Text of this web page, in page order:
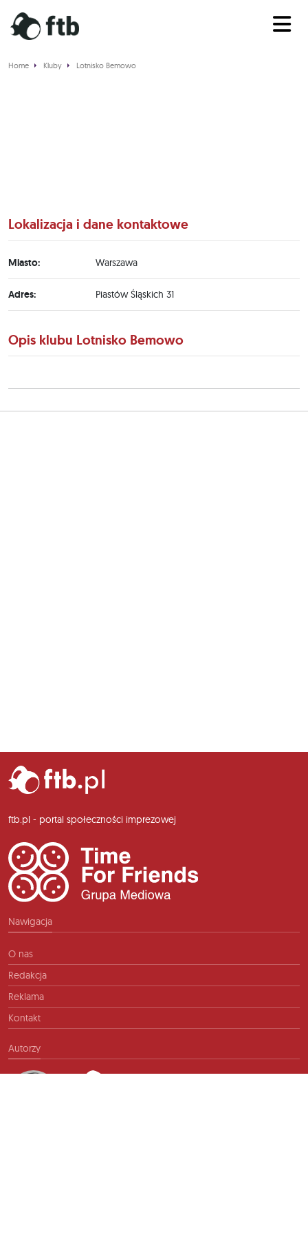
Home Kluby Lotnisko Bemowo
Lokalizacja i dane kontaktowe
Miasto: Warszawa
Adres: Piastów Śląskich 31
Opis klubu Lotnisko Bemowo
ftb.pl - portal społeczności imprezowej
Nawigacja
O nas
Redakcja
Reklama
Kontakt
Autorzy